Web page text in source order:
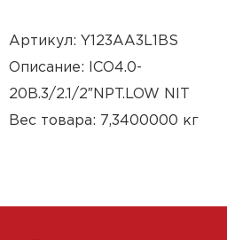
Артикул: Y123AA3L1BS
Описание: ICO4.0-
20B.3/2.1/2″NPT.LOW NIT
Вес товара: 7,3400000 кг